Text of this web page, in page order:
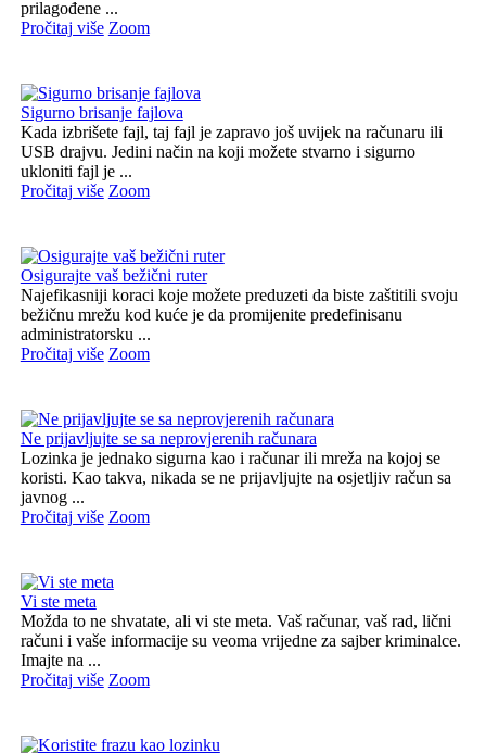
prilagođene ...
Pročitaj više Zoom
Sigurno brisanje fajlova
Kada izbrišete fajl, taj fajl je zapravo još uvijek na računaru ili
USB drajvu. Jedini način na koji možete stvarno i sigurno
ukloniti fajl je ...
Pročitaj više Zoom
Osigurajte vaš bežični ruter
Najefikasniji koraci koje možete preduzeti da biste zaštitili svoju
bežičnu mrežu kod kuće je da promijenite predefinisanu
administratorsku ...
Pročitaj više Zoom
Ne prijavljujte se sa neprovjerenih računara
Lozinka je jednako sigurna kao i računar ili mreža na kojoj se
koristi. Kao takva, nikada se ne prijavljujte na osjetljiv račun sa
javnog ...
Pročitaj više Zoom
Vi ste meta
Možda to ne shvatate, ali vi ste meta. Vaš računar, vaš rad, lični
računi i vaše informacije su veoma vrijedne za sajber kriminalce.
Imajte na ...
Pročitaj više Zoom